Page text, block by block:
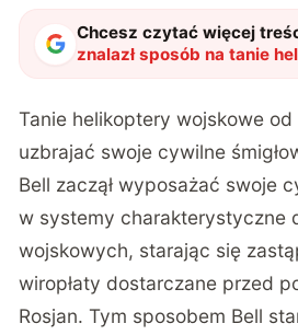
Chcesz czytać więcej
znalazł sposób na tanie
wojskowe. Uzbroi cywilne
Tanie helikoptery wojskowe od
uzbrajać swoje cywilne
Bell zaczął wyposażać swoje
w systemy charakterystyczne
wojskowych, starając się
wiropłaty dostarczane przed
Rosjan. Tym sposobem Bell